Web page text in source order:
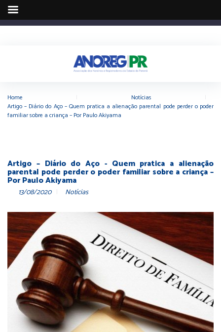
Home Notícias
Artigo – Diário do Aço – Quem pratica a alienação parental pode perder o poder
familiar sobre a criança – Por Paulo Akiyama
Artigo – Diário do Aço - Quem pratica a alienação
parental pode perder o poder familiar sobre a criança –
Por Paulo Akiyama
13/08/2020 Notícias